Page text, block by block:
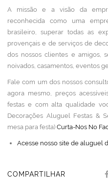
A missão e a visão da
reconhecida como uma
brasileiro, superar todas as
provençais e de serviços de
dos nossos clientes e amigos,
noivados, casamentos, eventos
Fale com um dos nossos
agora mesmo, preços
festas e com alta qualidade
Decorações Aluguel Festas &
mesa para festa) Curta-Nos No
Acesse nosso site de aluguel
COMPARTILHAR